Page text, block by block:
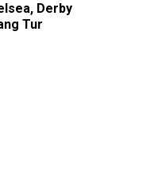
Derby
Tur